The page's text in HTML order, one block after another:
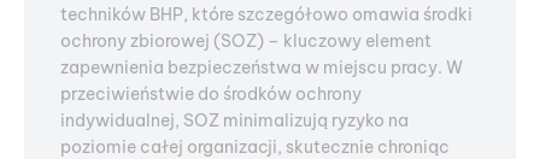
techników BHP, które szczegółowo omawia środki
ochrony zbiorowej (SOZ) – kluczowy element
zapewnienia bezpieczeństwa w miejscu pracy. W
przeciwieństwie do środków ochrony
indywidualnej, SOZ minimalizują ryzyko na
poziomie całej organizacji, skutecznie chroniąc